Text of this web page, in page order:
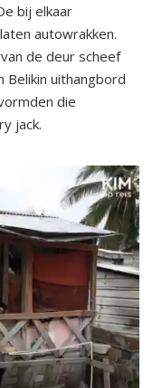
bij elkaar
autowrakken.
de deur scheef
Belikin uithangbord
die
jack.